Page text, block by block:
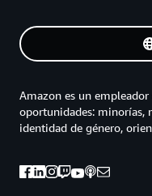
Amazon es un
oportunidades: minorías,
identidad de género,